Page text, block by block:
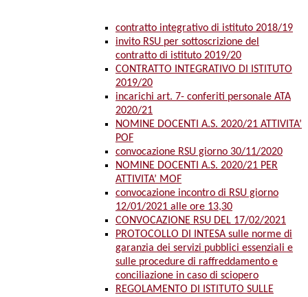
contratto integrativo di istituto 2018/19
invito RSU per sottoscrizione del
contratto di istituto 2019/20
CONTRATTO INTEGRATIVO DI ISTITUTO
2019/20
incarichi art. 7- conferiti personale ATA
2020/21
NOMINE DOCENTI A.S. 2020/21 ATTIVITA’
POF
convocazione RSU giorno 30/11/2020
NOMINE DOCENTI A.S. 2020/21 PER
ATTIVITA’ MOF
convocazione incontro di RSU giorno
12/01/2021 alle ore 13,30
CONVOCAZIONE RSU DEL 17/02/2021
PROTOCOLLO DI INTESA sulle norme di
garanzia dei servizi pubblici essenziali e
sulle procedure di raffreddamento e
conciliazione in caso di sciopero
REGOLAMENTO DI ISTITUTO SULLE